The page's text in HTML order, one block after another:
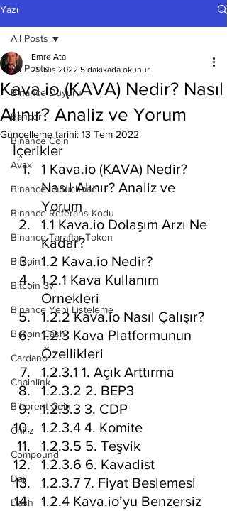
Yazı
All Posts
Binance Duyuru
Bancor
Binance Coin
Avax
Binance Lanuchpad
Binance Referans Kodu
Binance Taraftar Token
Bitcoin
Bitcoin Sv
Binance Yeni Listeleme
Bitcoin Cash
Cardano
Chainlink
Bittorent Coin
Chiliz
Compound
Dai
Dash
All Posts
Kava.io (KAVA) Nedir? Nasıl
Alınır? Analiz ve Yorum
Emre Ata
29 Nis 2022 5 dakikada okunur
Güncelleme tarihi: 13 Tem 2022
İçerikler
1 Kava.io (KAVA) Nedir?
Nasıl Alınır? Analiz ve
Yorum
1.1 Kava.io Dolaşım Arzı Ne
Kadar?
1.2 Kava.io Nedir?
1.2.1 Kava Kullanım
Örnekleri
1.2.2 Kava.io Nasıl Çalışır?
1.2.3 Kava Platformunun
Özellikleri
1.2.3.1 1. Açık Arttırma
1.2.3.2 2. BEP3
1.2.3.3 3. CDP
1.2.3.4 4. Komite
1.2.3.5 5. Teşvik
1.2.3.6 6. Kavadist
1.2.3.7 7. Fiyat Beslemesi
1.2.4 Kava.io’yu Benzersiz